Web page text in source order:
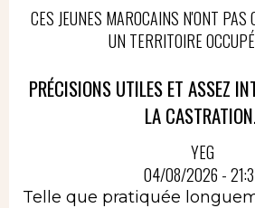
CES JEUNES MAROCAINS N'ONT PAS
UN TERRITOIRE
PRÉCISIONS UTILES ET ASSEZ
LA
YEG
04/08/2026 -
Telle que pratiquée